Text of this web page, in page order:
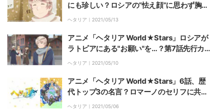
にも珍しい？ロシアの“怯え顔”に思わず胸キ
ュン
ヘタリア｜ 2021/05/13
アニメ「ヘタリア World★Stars」ロシアが
ラトビアにある"お願い"を…？第7話先行カッ
ト＆あらすじ公開
ヘタリア｜ 2021/05/10
アニメ「ヘタリア World★Stars」6話、歴
代トップ3の名言？ロマーノのセリフに共感
の嵐
ヘタリア｜ 2021/05/06